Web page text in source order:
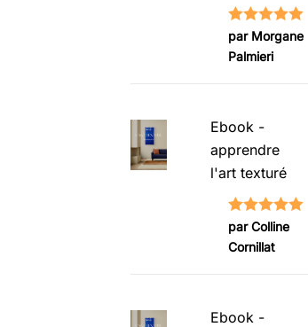
Note5sur
5
par Morgane
Palmieri
Ebook -
apprendre
l'art texturé
Note5sur
5
par Colline
Cornillat
Ebook -